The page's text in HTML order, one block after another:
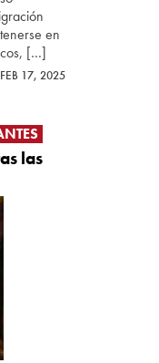
en
[…]
17, 2025
las